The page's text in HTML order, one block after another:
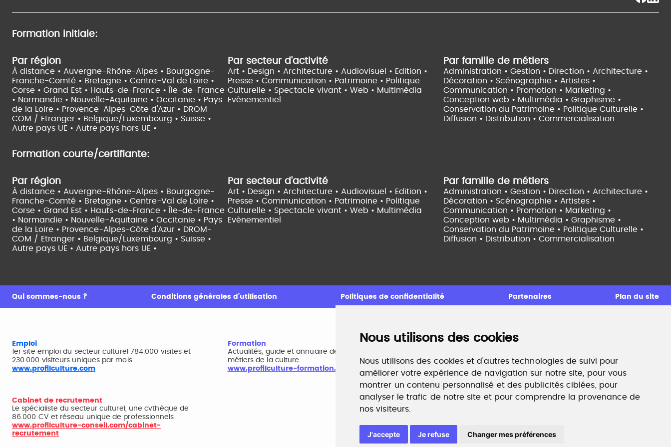
Nous utilisons des cookies
Nous utilisons des cookies et d'autres technologies de suivi pour
améliorer votre expérience de navigation sur notre site, pour vous
montrer un contenu personnalisé et des publicités ciblées, pour
analyser le trafic de notre site et pour comprendre la provenance de
nos visiteurs.
J'accepte Je refuse Changer mes préférences
Formation initiale:
Par région
À distance • Auvergne-Rhône-Alpes • Bourgogne-
Franche-Comté • Bretagne • Centre-Val de Loire •
Corse • Grand Est • Hauts-de-France •
Île-de-France
• Normandie • Nouvelle-Aquitaine • Occitanie • Pays
de la Loire • Provence-Alpes-Côte d'Azur • DROM-
COM / Etranger • Belgique/Luxembourg • Suisse •
Autre pays UE • Autre pays hors UE •
Par secteur d'activité
Art • Design • Architecture • Audiovisuel • Edition •
Presse • Communication • Patrimoine • Politique
Culturelle • Spectacle vivant • Web • Multimédia
Evènementiel
Par famille de métiers
Administration • Gestion • Direction • Architecture •
Décoration • Scénographie • Artistes •
Communication • Promotion • Marketing •
Conception web • Multimédia • Graphisme •
Conservation du Patrimoine • Politique Culturelle •
Diffusion • Distribution • Commercialisation
Formation courte/certifiante:
Par région
À distance • Auvergne-Rhône-Alpes • Bourgogne-
Franche-Comté • Bretagne • Centre-Val de Loire •
Corse • Grand Est • Hauts-de-France •
Île-de-France
• Normandie • Nouvelle-Aquitaine • Occitanie • Pays
de la Loire • Provence-Alpes-Côte d'Azur • DROM-
COM / Etranger • Belgique/Luxembourg • Suisse •
Autre pays UE • Autre pays hors UE •
Par secteur d'activité
Art • Design • Architecture • Audiovisuel • Edition •
Presse • Communication • Patrimoine • Politique
Culturelle • Spectacle vivant • Web • Multimédia
Evènementiel
Par famille de métiers
Administration • Gestion • Direction • Architecture •
Décoration • Scénographie • Artistes •
Communication • Promotion • Marketing •
Conception web • Multimédia • Graphisme •
Conservation du Patrimoine • Politique Culturelle •
Diffusion • Distribution • Commercialisation
Qui sommes-nous ? Conditions générales d’utilisation Politiques de confidentialité Partenaires Plan du site
Emploi
1er site emploi du secteur culturel 784.000 visites et
230.000 visiteurs uniques par mois.
www.profilculture.com
Formation
Actualités, guide et annuaire des formations aux
métiers de la culture.
www.profilculture-formation.com
Accompagnement professionnel
recherche d'emploi, entretien conseil.
www.profilculture-competences.com
Cabinet de recrutement
Le spécialiste du secteur culturel, une cvthèque de
86.000 CV et réseau unique de professionnels.
www.profilculture-conseil.com/cabinet-
recrutement